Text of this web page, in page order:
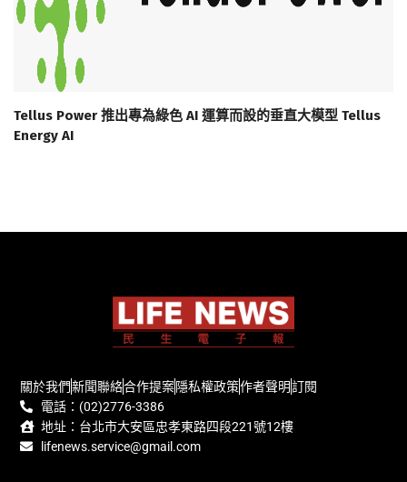
Tellus Power 推出專為綠色 AI 運算而設的垂直大模型 Tellus
Energy AI
關於我們新聞聯絡合作提案隱私權政策作者聲明訂閱
電話：(02)2776-3386
地址：台北市大安區忠孝東路四段221號12樓
lifenews.service@gmail.com